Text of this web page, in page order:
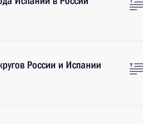
России и Испании